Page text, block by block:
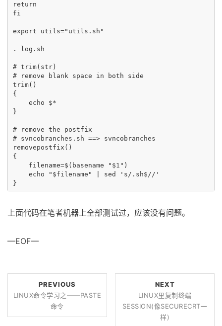
return
fi
export utils="utils.sh"
. log.sh
# trim(str)
# remove blank space in both side
trim()
{
    echo $*
}
# remove the postfix
# svncobranches.sh ==> svncobranches
removepostfix()
{
    filename=$(basename "$1")
    echo "$filename" | sed 's/.sh$//'
上面代码在笔者机器上全部测试过，应该没有问题。
—EOF—
PREVIOUS
LINUX命令学习之——PASTE
命令
NEXT
LINUX里复制终端
SESSION(像SECURECRT一
样)